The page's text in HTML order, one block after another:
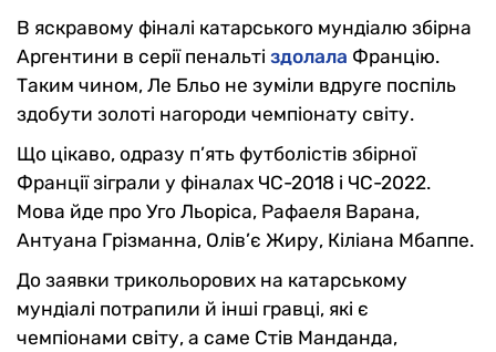
В яскравому фіналі катарського мундіалю збірна
Аргентини в серії пенальті здолала Францію.
Таким чином, Ле Бльо не зуміли вдруге поспіль
здобути золоті нагороди чемпіонату світу.
Що цікаво, одразу п’ять футболістів збірної
Франції зіграли у фіналах ЧС-2018 і ЧС-2022.
Мова йде про Уго Льоріса, Рафаеля Варана,
Антуана Грізманна, Олів’є Жиру, Кіліана Мбаппе.
До заявки трикольорових на катарському
мундіалі потрапили й інші гравці, які є
чемпіонами світу, а саме Стів Манданда,